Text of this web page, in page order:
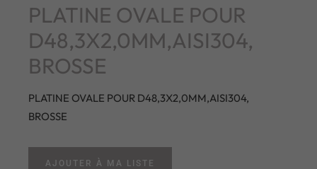
PLATINE OVALE POUR
D48,3X2,0MM,AISI304,
BROSSE
PLATINE OVALE POUR D48,3X2,0MM,AISI304,
BROSSE
AJOUTER À MA LISTE